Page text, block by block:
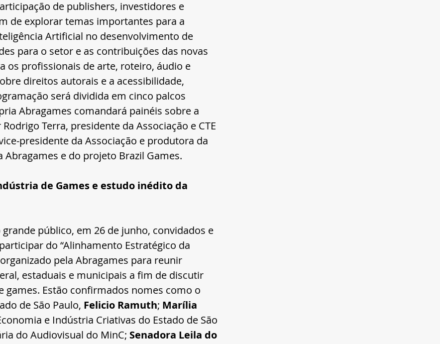
de publishers, investidores e
de explorar temas importantes para a
Artificial no desenvolvimento de
para o setor e as contribuições das novas
os profissionais de arte, roteiro, áudio e
direitos autorais e a acessibilidade,
será dividida em cinco palcos
Abragames comandará painéis sobre a
Terra, presidente da Associação e CTE
presidente da Associação e produtora da
Abragames e do projeto Brazil Games.
de Games e estudo inédito da
público, em 26 de junho, convidados e
do “Alinhamento Estratégico da
pela Abragames para reunir
estaduais e municipais a fim de discutir
games. Estão confirmados nomes como o
de São Paulo, Felicio Ramuth; Marília
e Indústria Criativas do Estado de São
do Audiovisual do MinC; Senadora Leila do